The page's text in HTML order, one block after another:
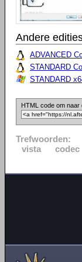
Andere
ADVANCED
STANDARD
STANDARD
HTML code om naar
Trefwoorden:
vista
codec